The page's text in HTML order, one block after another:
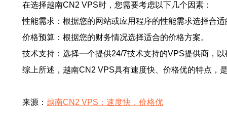
在选择越南CN2 VPS时，您需要考虑以下几个因素：
性能需求：根据您的网站或应用程序的性能需求选择合
价格预算：根据您的财务情况选择适合的价格方案。
技术支持：选择一个提供24/7技术支持的VPS提供商，
综上所述，越南CN2 VPS具有速度快、价格优的特点，
来源： 越南CN2 VPS：速度快，价格优